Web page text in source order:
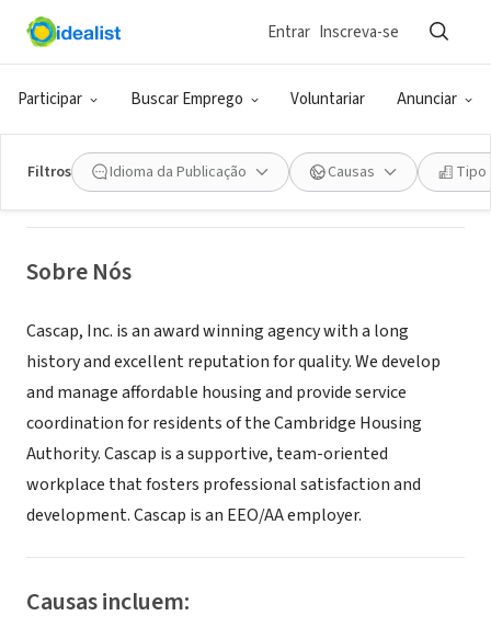
Participar Buscar Emprego Voluntariar Anunciar
Entrar Inscreva-se
Filtros Idioma da Publicação Causas Tipo
ONG (SETOR SOCIAL)
Cascap, Inc.
Sobre Nós
Cascap, Inc. is an award winning agency with a long
history and excellent reputation for quality. We develop
and manage affordable housing and provide service
coordination for residents of the Cambridge Housing
Authority. Cascap is a supportive, team-oriented
workplace that fosters professional satisfaction and
development. Cascap is an EEO/AA employer.
Causas incluem: